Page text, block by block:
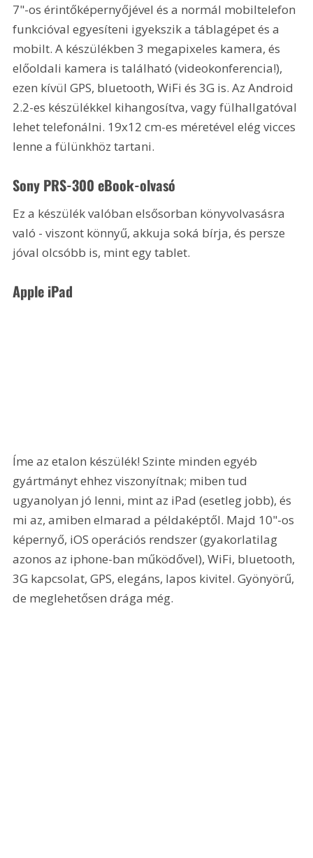
7"-os érintőképernyőjével és a normál mobiltelefon
funkcióval egyesíteni igyekszik a táblagépet és a
mobilt. A készülékben 3 megapixeles kamera, és
előoldali kamera is található (videokonferencia!),
ezen kívül GPS, bluetooth, WiFi és 3G is. Az Android
2.2-es készülékkel kihangosítva, vagy fülhallgatóval
lehet telefonálni. 19x12 cm-es méretével elég vicces
lenne a fülünkhöz tartani.
Sony PRS-300 eBook-olvasó
Ez a készülék valóban elsősorban könyvolvasásra
való - viszont könnyű, akkuja soká bírja, és persze
jóval olcsóbb is, mint egy tablet.
Apple iPad
Íme az etalon készülék! Szinte minden egyéb
gyártmányt ehhez viszonyítnak; miben tud
ugyanolyan jó lenni, mint az iPad (esetleg jobb), és
mi az, amiben elmarad a példaképtől. Majd 10"-os
képernyő, iOS operációs rendszer (gyakorlatilag
azonos az iphone-ban működővel), WiFi, bluetooth,
3G kapcsolat, GPS, elegáns, lapos kivitel. Gyönyörű,
de meglehetősen drága még.